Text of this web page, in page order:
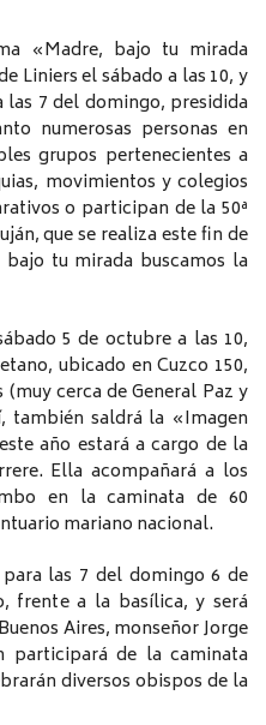
«Madre, bajo tu mirada
Liniers el sábado a las 10, y
las 7 del domingo, presidida
numerosas personas en
grupos pertenecientes a
movimientos y colegios
o participan de la 50ª
que se realiza este fin de
tu mirada buscamos la
5 de octubre a las 10,
ubicado en Cuzco 150,
cerca de General Paz y
también saldrá la «Imagen
año estará a cargo de la
Ella acompañará a los
en la caminata de 60
mariano nacional.
las 7 del domingo 6 de
frente a la basílica, y será
Aires, monseñor Jorge
participará de la caminata
diversos obispos de la